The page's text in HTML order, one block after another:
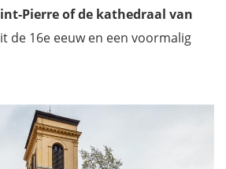
Pierre of de kathedraal van
de 16e eeuw en een voormalig